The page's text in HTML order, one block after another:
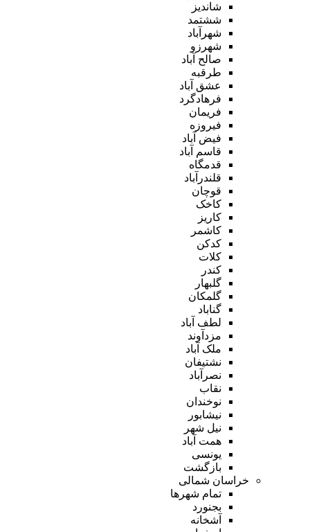
شاندیز
ششتمد
شهرآباد
شهرزو
صالح آباد
طرقبه
عشق آباد
فرهادگرد
فریمان
فیروزه
فیض آباد
قاسم آباد
قدمگاه
قلندرآباد
قوچان
کاخک
کاریز
کاشمر
کدکن
کلات
کندر
گلبهار
گلمکان
گناباد
لطف آباد
مزدآوند
ملک آباد
نشتیفان
نصرآباد
نقاب
نوخندان
نیشابور
نیل شهر
همت آباد
یونسی
بازگشت
خراسان شمالی
تمام شهر‌ها
بجنورد
آشخانه